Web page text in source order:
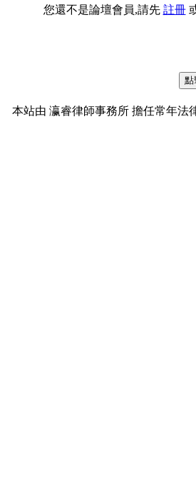
您還不是論壇會員,請先 註冊
本站由 瀛睿律師事務所 擔任常年法